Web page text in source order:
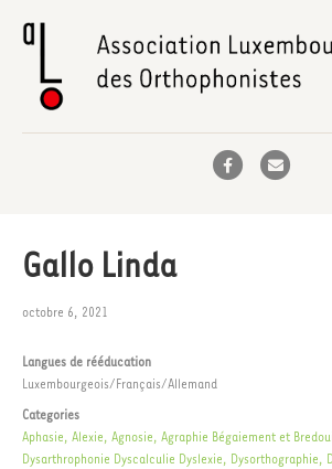
FacebookEmail
Gallo Linda
octobre 6, 2021
Langues de rééducation
Luxembourgeois/Français/Allemand
Categories
Aphasie, Alexie, Agnosie, Agraphie Bégaiement et
Dysarthrophonie Dyscalculie Dyslexie, Dysorthographie,